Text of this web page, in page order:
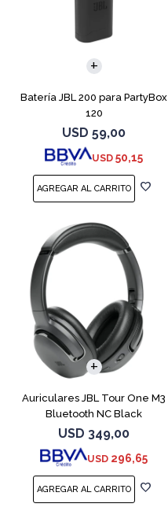
Batería JBL 200 para PartyBox
120
USD 59,00
USD 50,15
Auriculares JBL Tour One M3
Bluetooth NC Black
USD 349,00
USD 296,65